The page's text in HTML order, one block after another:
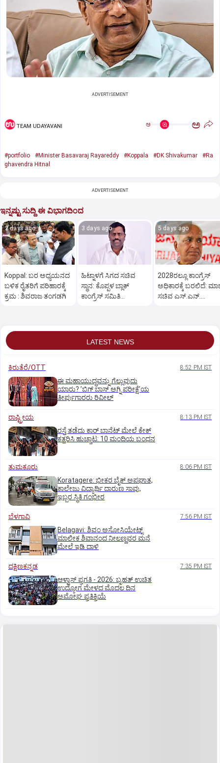
ADVERTISEMENT
TEAM UDAYAVANI ಅ ಅ
#portfolio #Minister Basavaraj Rayareddy #Koppala #DK Shivakumar
#Ra
ghavendra Hitnal
ADVERTISEMENT
ಇನ್ನಷ್ಟು ಸುದ್ದಿ ಈ ವಿಭಾಗದಿಂದ
2 days ago
Koppal: ಬರ ಅಧ್ಯಯನದ
ಬಳಿಕ ರೈತರಿಗೆ ಪರಿಹಾರಕ್ಕೆ
ಕ್ರಮ : ಶಿವರಾಜ ತಂಗಡಗಿ
3 days ago
ಹಿಟ್ನಾಳಗೆ ಸಿಗದ ಸಚಿವ
ಸ್ಥಾನ: ಕೊಪ್ಪಳ ಬ್ಲಾಕ್
ಕಾಂಗ್ರೆಸ್ ಸಮಿತಿ
5 days ago
2028ರಲ್ಲೂ ಕಾಂಗ್ರೆಸ್
ಅಧಿಕಾರಕ್ಕೆ ಬರಲಿದೆ:
ಸಚಿವ ಎಸ್.ಎನ್.
LATEST NEWS
ಕಿರುತೆರೆ/OTT 8:52 PM IST
ಈ ಮಹಾಯುದ್ಧವನ್ನು ಗೆಲ್ಲುವುದು
ಯಾರು? ʼಬಿಗ್‌ ಬಾಸ್‌ ಅಗ್ನಿ ಪರೀಕ್ಷೆʼಯ
ತೀರ್ಪುಗಾರರು ರಿವೀಲ್
ರಾಷ್ಟ್ರೀಯ 8:13 PM IST
ರಸ್ತೆ ತಡೆದು ಕಾರ್ ಬಾನೆಟ್ ಮೇಲೆ ಕೇಕ್
ಕತ್ತರಿಸಿ ಹುಚ್ಚಾಟ: 10 ಮಂದಿಯ ಬಂಧನ
ತುಮಕೂರು 8:06 PM IST
Koratagere: ಭೀಕರ ಬೈಕ್ ಅಪಘಾತ,
ಕಾಲೇಜು ವಿದ್ಯಾರ್ಥಿ ದಾರುಣ ಸಾವು,
ಇಬ್ಬರ ಸ್ಥಿತಿ ಗಂಭೀರ
ಬೆಳಗಾವಿ 7:56 PM IST
Belagavi: ಶಿವಂ ಅಸೋಸಿಯೇಟ್ಸ್
ಮಾಲೀಕ ಶಿವಾನಂದ ನೀಲಣ್ಣವರ ಮನೆ
ಮೇಲೆ ಇಡಿ‌ ದಾಳಿ
ದಕ್ಷಿಣಕನ್ನಡ 7:35 PM IST
ಆಳ್ವಾಸ್‌ ಪ್ರಗತಿ - 2026: ಬೃಹತ್ ಉಚಿತ
ಉದ್ಯೋಗ ಮೇಳದ ಮೊದಲ ದಿನ
ಅಮೋಘ ಪ್ರತಿಕ್ರಿಯೆ